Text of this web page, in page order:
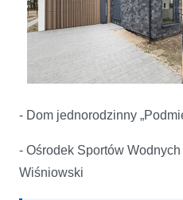
- Dom jednorodzinny
- Ośrodek Sportów
Wiśniowski